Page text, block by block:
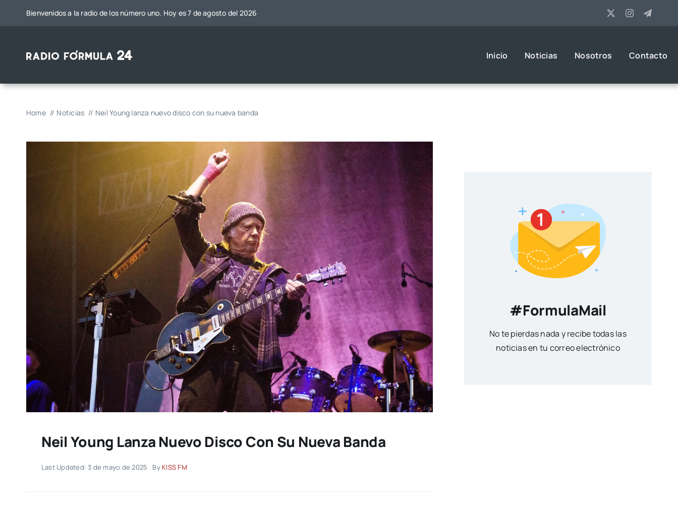
Bienvenidos a la radio de los número uno. Hoy es 7 de agosto del 2026
Inicio Noticias Nosotros Contacto
Home Noticias Neil Young lanza nuevo disco con su nueva banda
Neil Young Lanza Nuevo Disco Con Su Nueva Banda
Last Updated: 3 de mayo de 2025 By KISS FM
#FormulaMail
No te pierdas nada y recibe todas las
noticias en tu correo electrónico